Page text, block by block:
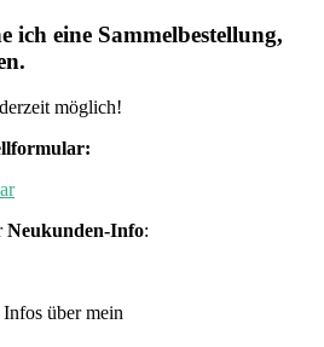
ich eine Sammelbestellung,
möglich!
Neukunden-Info:
über mein